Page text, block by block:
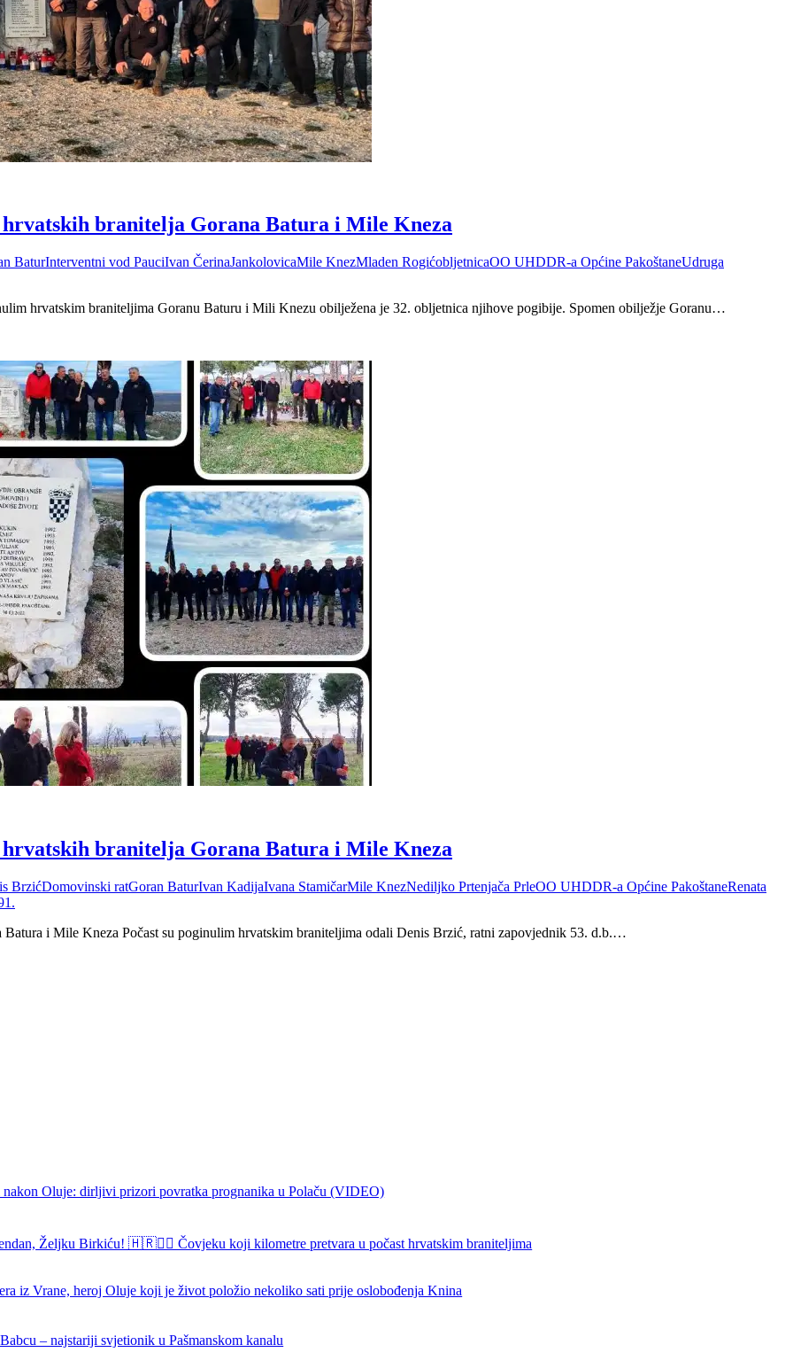
branitelja Gorana Batura i Mile Kneza
BaturInterventni vod PauciIvan ČerinaJankolovicaMile KnezMladen RogićobljetnicaOO UHDDR-a Općine PakoštaneUdruga
hrvatskim braniteljima Goranu Baturu i Mili Knezu obilježena je 32. obljetnica njihove pogibije. Spomen obilježje Goranu…
branitelja Gorana Batura i Mile Kneza
BrzićDomovinski ratGoran BaturIvan KadijaIvana StamičarMile KnezNediljko Prtenjača PrleOO UHDDR-a Općine PakoštaneRenata
i Mile Kneza Počast su poginulim hrvatskim braniteljima odali Denis Brzić, ratni zapovjednik 53. d.b.…
nakon Oluje: dirljivi prizori povratka prognanika u Polaču (VIDEO)
Željku Birkiću! 🇭🇷🏃‍♂️ Čovjeku koji kilometre pretvara u počast hrvatskim braniteljima
iz Vrane, heroj Oluje koji je život položio nekoliko sati prije oslobođenja Knina
– najstariji svjetionik u Pašmanskom kanalu